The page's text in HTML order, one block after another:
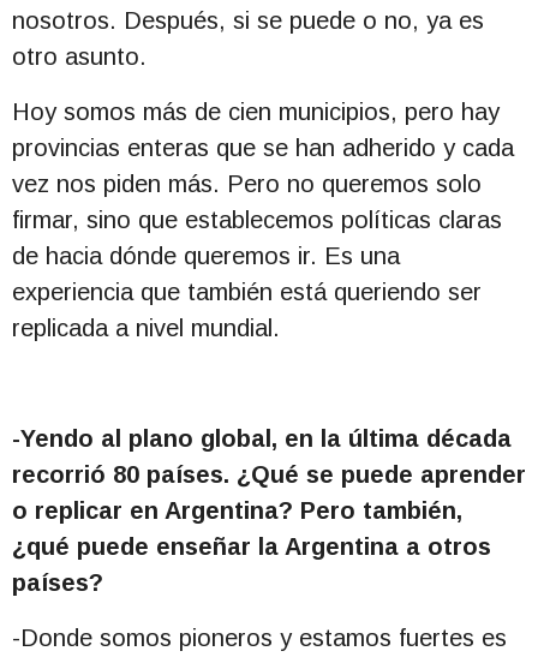
nosotros. Después, si se puede o no, ya es
otro asunto.
Hoy somos más de cien municipios, pero hay
provincias enteras que se han adherido y cada
vez nos piden más. Pero no queremos solo
firmar, sino que establecemos políticas claras
de hacia dónde queremos ir. Es una
experiencia que también está queriendo ser
replicada a nivel mundial.
-Yendo al plano global, en la última década
recorrió 80 países. ¿Qué se puede aprender
o replicar en Argentina? Pero también,
¿qué puede enseñar la Argentina a otros
países?
-Donde somos pioneros y estamos fuertes es